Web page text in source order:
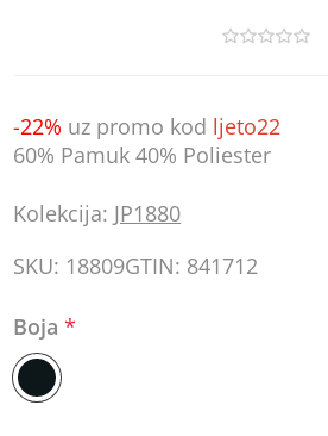
-22% uz promo kod ljeto22
60% Pamuk 40% Poliester
Kolekcija: JP1880
SKU: 18809GTIN: 841712
Boja*